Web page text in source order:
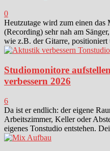
0
Heutzutage wird zum einen
(Recording) sehr nah am
wie z.B. der Gitarre, positioniert
Studiomonitore
verbessern 2026
6
Da ist er endlich: der eigene
Arbeitszimmer, Keller oder
eigenes Tonstudio entstehen.